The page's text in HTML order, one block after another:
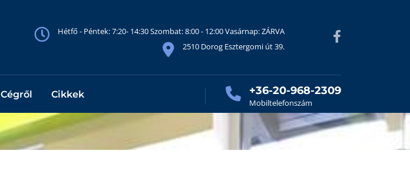
Hétfő - Péntek: 7:20- 14:30 Szombat: 8:00 - 12:00 Vasárnap: ZÁRVA
2510 Dorog Esztergomi út 39.
Cégről Cikkek +36-20-968-2309
Mobiltelefonszám